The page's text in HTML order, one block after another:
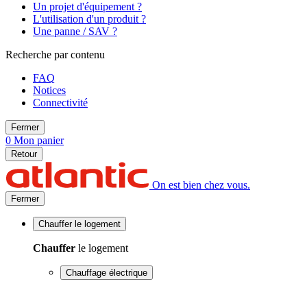
Un projet d'équipement ?
L'utilisation d'un produit ?
Une panne / SAV ?
Recherche par contenu
FAQ
Notices
Connectivité
Fermer
0 Mon panier
Retour
On est bien chez vous.
Fermer
Chauffer le logement
Chauffer le logement
Chauffage électrique